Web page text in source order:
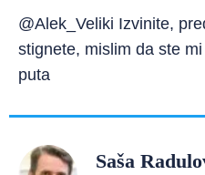
@Alek_Veliki Izvinite,
stignete, mislim da ste
puta
Saša